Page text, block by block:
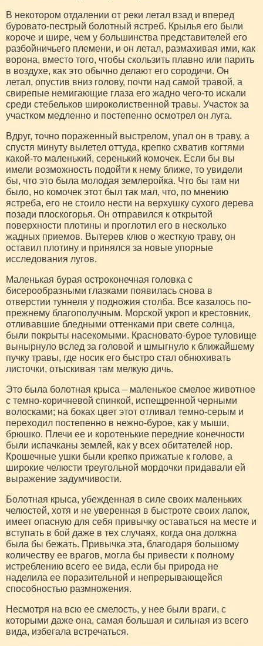
В некотором отдалении от реки летал взад и вперед
буровато-пестрый болотный ястреб. Крылья его были
короче и шире, чем у большинства представителей его
разбойничьего племени, и он летал, размахивая ими, как
ворона, вместо того, чтобы скользить плавно или парить
в воздухе, как это обычно делают его сородичи. Он
летал, опустив вниз голову, почти над самой травой, а
свирепые немигающие глаза его жадно чего-то искали
среди стебельков широколиственной травы. Участок за
участком медленно и постепенно осмотрел он луга.
Вдруг, точно пораженный выстрелом, упал он в траву, а
спустя минуту вылетел оттуда, крепко схватив когтями
какой-то маленький, серенький комочек. Если бы вы
имели возможность подойти к нему ближе, то увидели
бы, что это была молодая землеройка. Что бы там ни
было, но комочек этот был так мал, что, по мнению
ястреба, его не стоило нести на верхушку сухого дерева
позади плоскогорья. Он отправился к открытой
поверхности плотины и проглотил его в несколько
жадных приемов. Вытерев клюв о жесткую траву, он
оставил плотину и принялся за новые упорные
исследования лугов.
Маленькая бурая остроконечная головка с
бисерообразными глазками появилась снова в
отверстии туннеля у подножия столба. Все казалось по-
прежнему благополучным. Морской укроп и крестовник,
отливавшие бледными оттенками при свете солнца,
были покрыты насекомыми. Красновато-бурое туловище
вынырнуло вслед за головой и шмыгнуло к ближайшему
пучку травы, где носик его быстро стал обнюхивать
листочки, отыскивая там мелкую дичь.
Это была болотная крыса – маленькое смелое животное
с темно-коричневой спинкой, испещренной черными
волосками; на боках цвет этот отливал темно-серым и
переходил постепенно в нежно-бурое, как у мыши,
брюшко. Плечи ее и коротенькие передние конечности
были испачканы землей, как у всех обитателей нор.
Крошечные ушки были крепко прижатые к голове, а
широкие челюсти треугольной мордочки придавали ей
выражение задумчивости.
Болотная крыса, убежденная в силе своих маленьких
челюстей, хотя и не уверенная в быстроте своих лапок,
имеет опасную для себя привычку оставаться на месте и
вступать в бой даже в тех случаях, когда она должна
была бы бежать. Привычка эта, благодаря большому
количеству ее врагов, могла бы привести к полному
истреблению всего ее вида, если бы природа не
наделила ее поразительной и непрерывающейся
способностью размножения.
Несмотря на всю ее смелость, у нее были враги, с
которыми даже она, самая большая и сильная из всего
вида, избегала встречаться.